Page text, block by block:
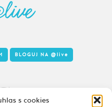
s cookies
žije
BLOGUJ NA @live